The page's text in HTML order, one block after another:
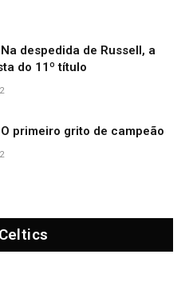
despedida de Russell, a
do 11º título
primeiro grito de campeão